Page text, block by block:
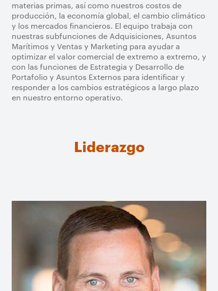
materias primas, así como nuestros costos de
producción, la economía global, el cambio climático
y los mercados financieros. El equipo trabaja con
nuestras subfunciones de Adquisiciones, Asuntos
Marítimos y Ventas y Marketing para ayudar a
optimizar el valor comercial de extremo a extremo, y
con las funciones de Estrategia y Desarrollo de
Portafolio y Asuntos Externos para identificar y
responder a los cambios estratégicos a largo plazo
en nuestro entorno operativo.
Liderazgo